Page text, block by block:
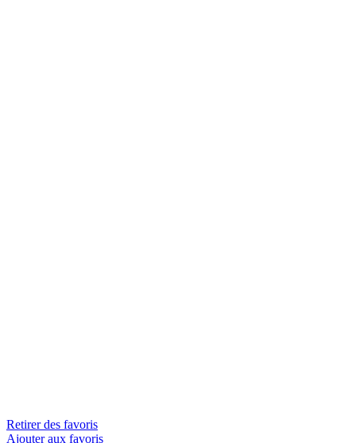
Retirer des favoris
Ajouter aux favoris